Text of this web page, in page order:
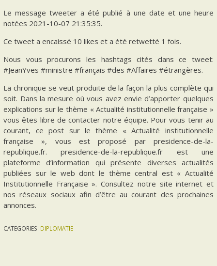
Le message tweeter a été publié à une date et une heure
notées 2021-10-07 21:35:35.
Ce tweet a encaissé 10 likes et a été retwetté 1 fois.
Nous vous procurons les hashtags cités dans ce tweet:
#JeanYves #ministre #français #des #Affaires #étrangères.
La chronique se veut produite de la façon la plus complète qui
soit. Dans la mesure où vous avez envie d’apporter quelques
explications sur le thème « Actualité institutionnelle française »
vous êtes libre de contacter notre équipe. Pour vous tenir au
courant, ce post sur le thème « Actualité institutionnelle
française », vous est proposé par presidence-de-la-
republique.fr. presidence-de-la-republique.fr est une
plateforme d’information qui présente diverses actualités
publiées sur le web dont le thème central est « Actualité
Institutionnelle Française ». Consultez notre site internet et
nos réseaux sociaux afin d’être au courant des prochaines
annonces.
CATEGORIES: DIPLOMATIE